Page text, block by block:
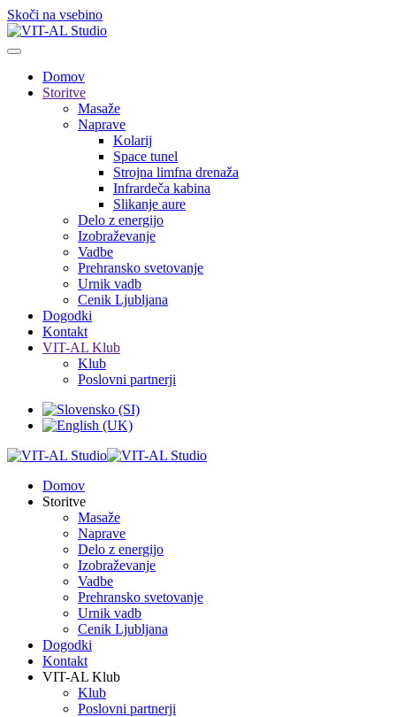
Skoči na vsebino
Domov
Storitve
Masaže
Naprave
Kolarij
Space tunel
Strojna limfna drenaža
Infrardeča kabina
Slikanje aure
Delo z energijo
Izobraževanje
Vadbe
Prehransko svetovanje
Urnik vadb
Cenik Ljubljana
Dogodki
Kontakt
VIT-AL Klub
Klub
Poslovni partnerji
Domov
Storitve
Masaže
Naprave
Delo z energijo
Izobraževanje
Vadbe
Prehransko svetovanje
Urnik vadb
Cenik Ljubljana
Dogodki
Kontakt
VIT-AL Klub
Klub
Poslovni partnerji